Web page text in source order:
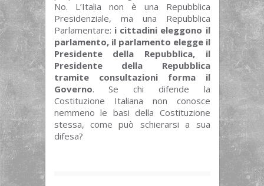
No. L’Italia non è una Repubblica
Presidenziale, ma una Repubblica
Parlamentare: i cittadini eleggono il
parlamento, il parlamento elegge il
Presidente della Repubblica, il
Presidente della Repubblica
tramite consultazioni forma il
Governo. Se chi difende la
Costituzione Italiana non conosce
nemmeno le basi della Costituzione
stessa, come può schierarsi a sua
difesa?